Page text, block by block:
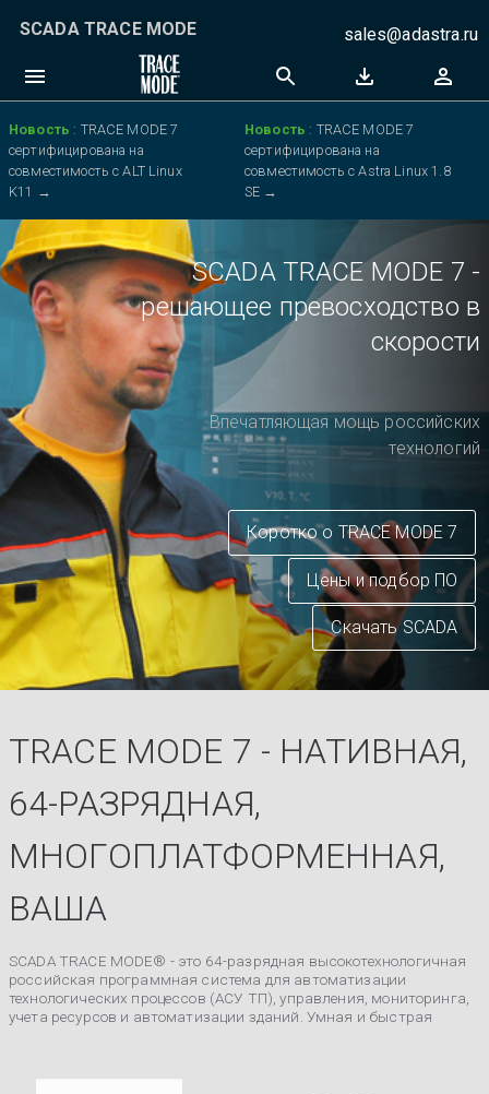
SCADA TRACE MODE sales@adastra.ru
Новость : TRACE MODE 7
сертифицирована на
совместимость с ALT Linux
K11 →
Новость : TRACE MODE 7
сертифицирована на
совместимость с Astra Linux 1.8
SE →
SCADA TRACE MODE 7 -
решающее превосходство в
скорости
Впечатляющая мощь российских
технологий
Коротко о TRACE MODE 7
Цены и подбор ПО
Скачать SCADA
TRACE MODE 7 - НАТИВНАЯ,
64-РАЗРЯДНАЯ,
МНОГОПЛАТФОРМЕННАЯ,
ВАША
SCADA TRACE MODE® - это 64-разрядная высокотехнологичная
российская программная система для автоматизации
технологических процессов (АСУ ТП), управления, мониторинга,
учета ресурсов и автоматизации зданий. Умная и быстрая